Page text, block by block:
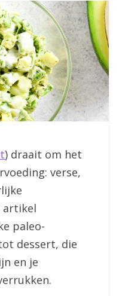
) draait om het
verse,
artikel
paleo-
dessert, die
en je